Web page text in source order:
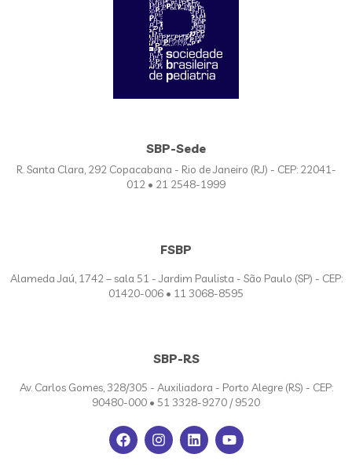
SBP-Sede
R. Santa Clara, 292 Copacabana - Rio de Janeiro (RJ) - CEP: 22041-
012 • 21 2548-1999
FSBP
Alameda Jaú, 1742 – sala 51 - Jardim Paulista - São Paulo (SP) - CEP:
01420-006 • 11 3068-8595
SBP-RS
Av. Carlos Gomes, 328/305 - Auxiliadora - Porto Alegre (RS) - CEP:
90480-000 • 51 3328-9270 / 9520